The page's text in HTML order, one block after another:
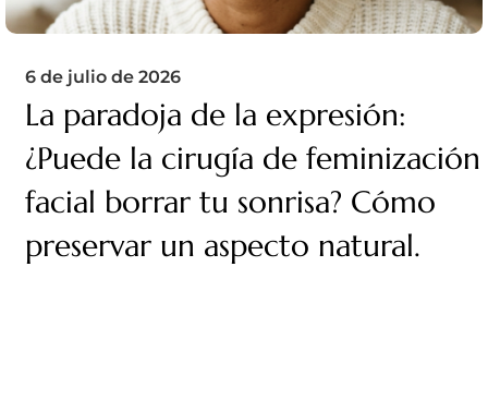
6 de julio de 2026
La paradoja de la expresión:
¿Puede la cirugía de feminización
facial borrar tu sonrisa? Cómo
preservar un aspecto natural.